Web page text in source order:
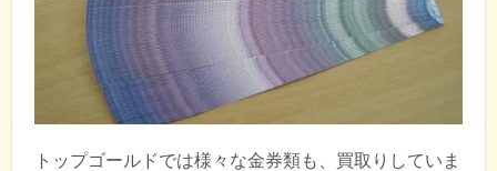
トップゴールドでは様々な金券類も、買取りしていま